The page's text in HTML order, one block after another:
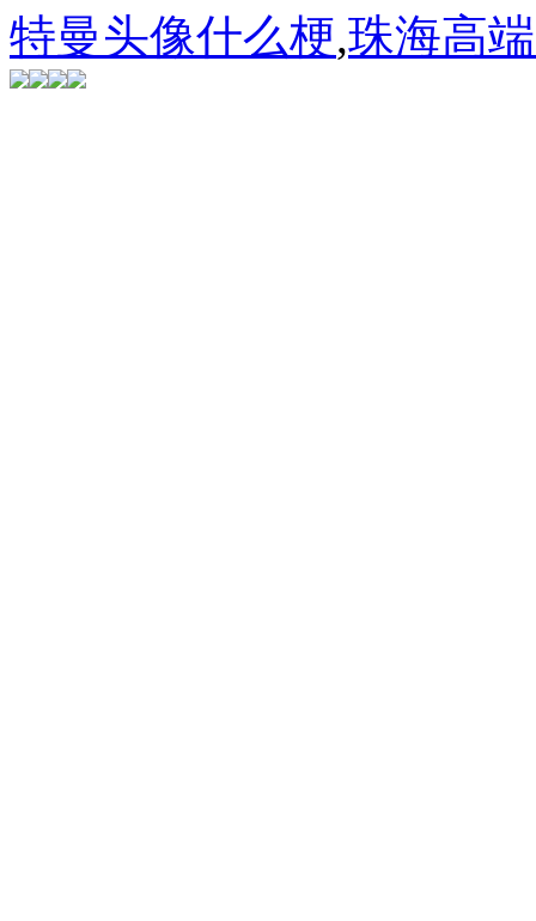
特曼头像什么梗,珠海高